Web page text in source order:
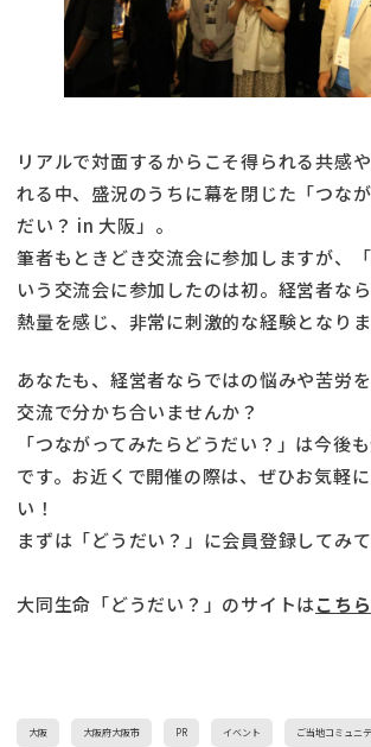
リアルで対面するからこそ得られる共感
れる中、盛況のうちに幕を閉じた「つな
だい？ in 大阪」。
筆者もときどき交流会に参加しますが、
いう交流会に参加したのは初。経営者な
熱量を感じ、非常に刺激的な経験となりま
あなたも、経営者ならではの悩みや苦労
交流で分かち合いませんか？
「つながってみたらどうだい？」は今後
です。お近くで開催の際は、ぜひお気軽
い！
まずは「どうだい？」に会員登録してみて
大同生命「どうだい？」のサイトはこちら
大阪 大阪府大阪市 PR イベント ご当地コミュニ